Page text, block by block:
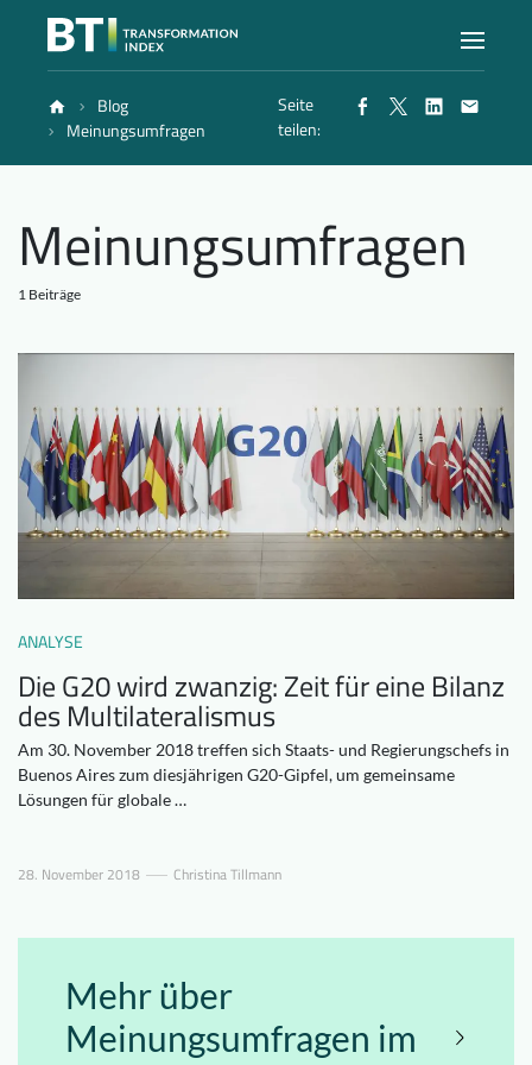
Index
Methode
Blog
FAQ Newsletter
Kontakt
Blog
Meinungsumfragen
Seite
teilen:
Meinungsumfragen
1 Beiträge
ANALYSE
Die G20 wird zwanzig: Zeit für eine Bilanz
des Multilateralismus
Am 30. November 2018 treffen sich Staats- und Regierungschefs in
Buenos Aires zum diesjährigen G20-Gipfel, um gemeinsame
Lösungen für globale …
28. November 2018 Christina Tillmann
Mehr über
Meinungsumfragen im